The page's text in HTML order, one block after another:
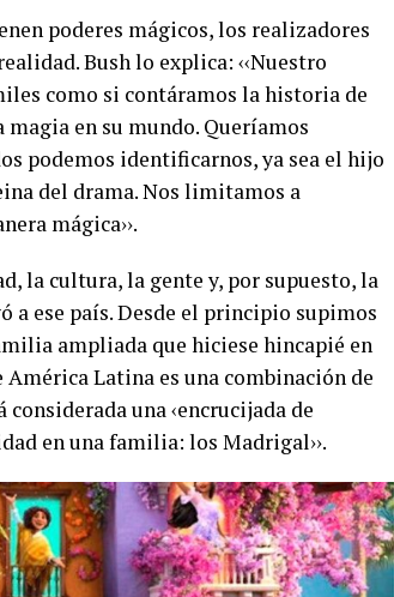
poderes mágicos, los realizadores
Bush lo explica: ‹‹Nuestro
como si contáramos la historia de
en su mundo. Queríamos
podemos identificarnos, ya sea el hijo
del drama. Nos limitamos a
mágica››.
la cultura, la gente y, por supuesto, la
a ese país. Desde el principio supimos
ampliada que hiciese hincapié en
Latina es una combinación de
una ‹encrucijada de
en una familia: los Madrigal››.